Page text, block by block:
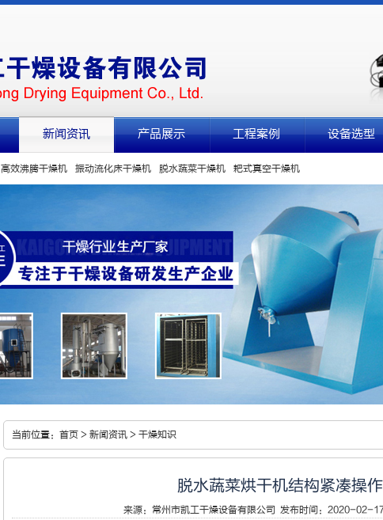
新闻资讯 产品展示 工程案例 设备选型
高效沸腾干燥机 振动流化床干燥机 脱水蔬菜干燥机 耙式真空干燥机
当前位置： 首页 > 新闻资讯 > 干燥知识
脱水蔬菜烘干机结构紧凑操
来源： 常州市凯工干燥设备有限公司 发布时间：2020-02-